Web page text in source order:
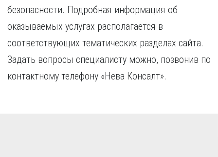
безопасности. Подробная информация об
оказываемых услугах располагается в
соответствующих тематических разделах сайта.
Задать вопросы специалисту можно, позвонив по
контактному телефону «Нева Консалт».